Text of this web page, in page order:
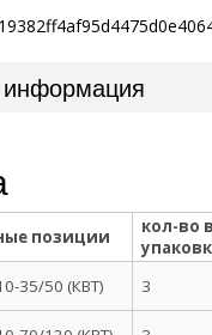
позиции
кол-во в
35/50 (КВТ) 3